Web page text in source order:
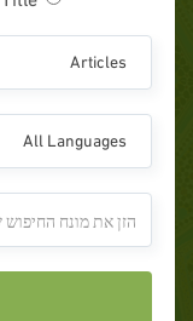
Articles
All Languages